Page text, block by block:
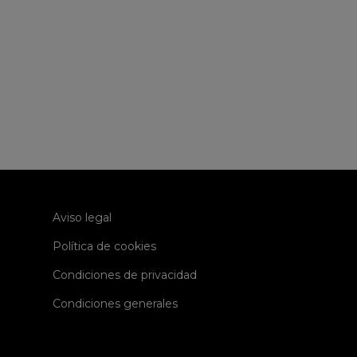
Aviso legal
Política de cookies
Condiciones de privacidad
Condiciones generales